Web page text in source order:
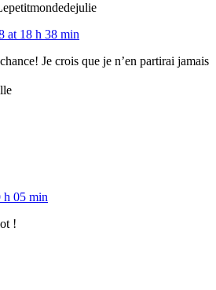
at 18 h 38 min
Je crois que je n’en partirai jamais
h 05 min
!